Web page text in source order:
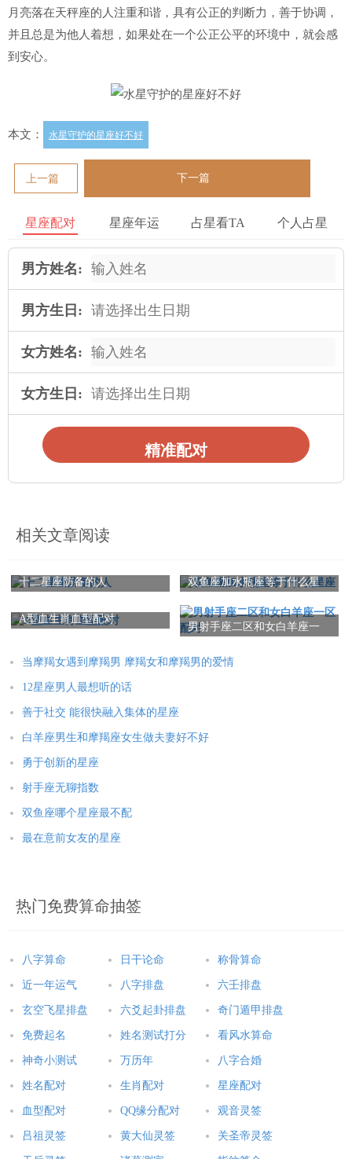
月亮落在天秤座的人注重和谐，具有公正的判断力，善于协调，
并且总是为他人着想，如果处在一个公正公平的环境中，就会感
到安心。
本文： 水星守护的星座好不好
上一篇 下一篇
星座配对 星座年运 占星看TA 个人占星
男方姓名:
男方生日:
女方姓名:
女方生日:
精准配对
相关文章阅读
十二星座防备的人
双鱼座加水瓶座等于什么星
A型血生肖血型配对
男射手座二区和女白羊座一
当摩羯女遇到摩羯男 摩羯女和摩羯男的爱情
12星座男人最想听的话
善于社交 能很快融入集体的星座
白羊座男生和摩羯座女生做夫妻好不好
勇于创新的星座
射手座无聊指数
双鱼座哪个星座最不配
最在意前女友的星座
热门免费算命抽签
八字算命 日干论命 称骨算命
近一年运气 八字排盘 六壬排盘
玄空飞星排盘 六爻起卦排盘 奇门遁甲排盘
免费起名 姓名测试打分 看风水算命
神奇小测试 万历年 八字合婚
姓名配对 生肖配对 星座配对
血型配对 QQ缘分配对 观音灵签
吕祖灵签 黄大仙灵签 关圣帝灵签